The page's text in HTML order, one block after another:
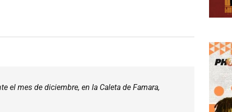
el mes de diciembre, en la Caleta de Famara,